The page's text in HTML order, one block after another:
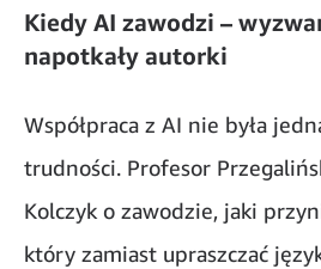
Kiedy AI zawodzi –
napotkały autorki
Współpraca z AI nie była
trudności. Profesor
Kolczyk o zawodzie, jaki
który zamiast upraszczać